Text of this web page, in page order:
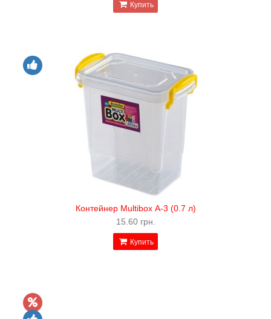
Купить
Контейнер Multibox А-3 (0.7 л)
15.60 грн.
Купить